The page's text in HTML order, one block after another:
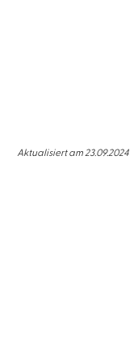
Aktualisiert am 23.09.2024